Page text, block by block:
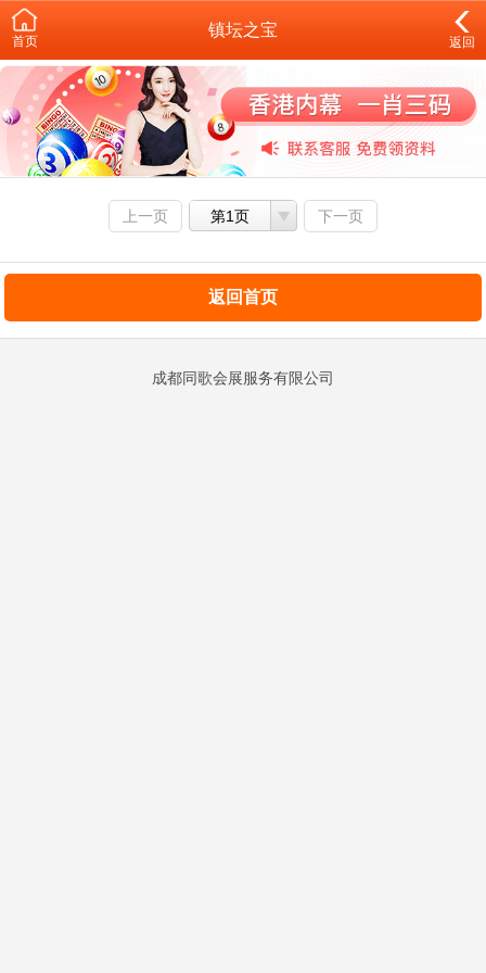
首页
镇坛之宝
返回
上一页 第1页 下一页
返回首页
成都同歌会展服务有限公司